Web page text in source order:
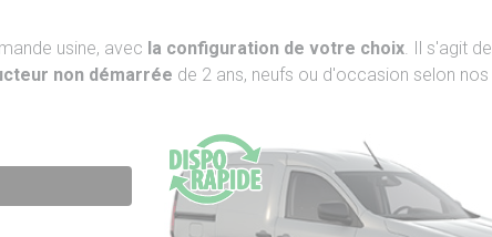
usine, avec la configuration de votre choix . Il s'agit de
non démarrée de 2 ans, neufs ou d'occasion selon nos